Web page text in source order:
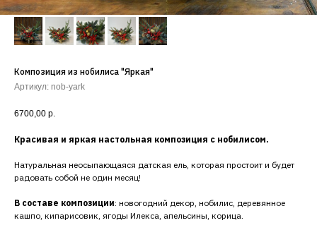
Композиция из нобилиса "Яркая"
Артикул: nob-yark
6700,00 р.
Красивая и яркая настольная композиция с нобилисом.
Натуральная неосыпающаяся датская ель, которая простоит и будет
радовать собой не один месяц!
В составе композиции: новогодний декор, нобилис, деревянное
кашпо, кипарисовик, ягоды Илекса, апельсины, корица.